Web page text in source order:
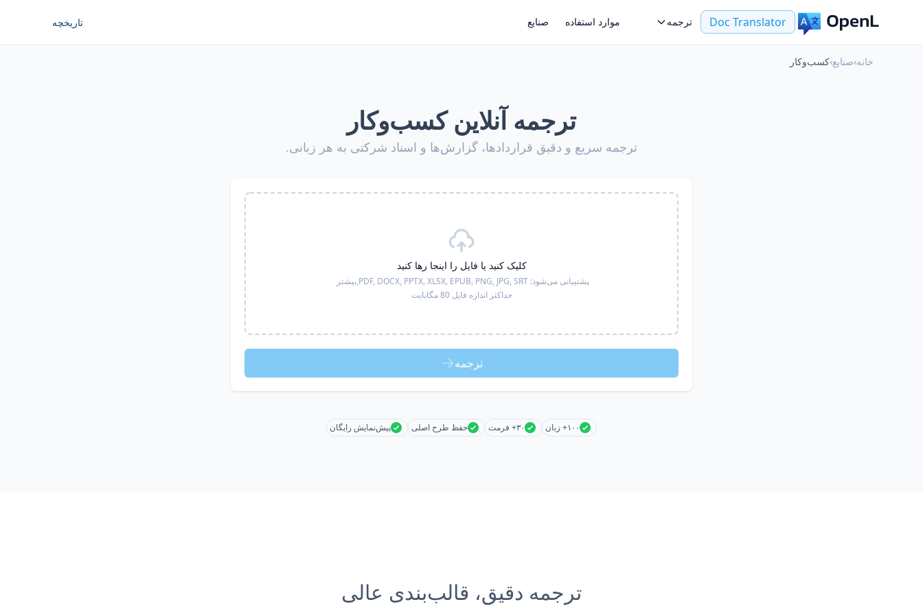
Doc Translator ترجمه موارد استفاده صنایع تاریخچه
خانه›صنایع›کسب‌وکار
ترجمه آنلاین کسب‌وکار
ترجمه سریع و دقیق قراردادها، گزارش‌ها و اسناد شرکتی به هر زبانی.
کلیک کنید یا فایل را اینجا رها کنید
پشتیبانی می‌شود: PDF, DOCX, PPTX, XLSX, EPUB, PNG, JPG, SRT, بیشتر
حداکثر اندازه فایل 80 مگابایت
ترجمه
۱۰۰+ زبان ۳۰+ فرمت حفظ طرح اصلی پیش‌نمایش رایگان
ترجمه دقیق، قالب‌بندی عالی